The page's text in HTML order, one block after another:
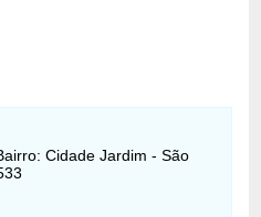
Cidade Jardim - São